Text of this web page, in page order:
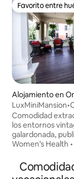
Favorito entre
Favorito entre
Alojamiento en
Comodidad
los entornos vintage:
galardonada,
Women’s Health
habitaciones
de lujo • 2 baños